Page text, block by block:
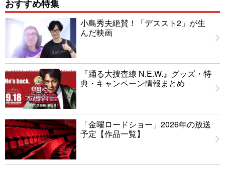
おすすめ特集
小島秀夫絶賛！「デススト2」が生
んだ映画
『踊る大捜査線 N.E.W.』グッズ・特
典・キャンペーン情報まとめ
「金曜ロードショー」2026年の放送
予定【作品一覧】